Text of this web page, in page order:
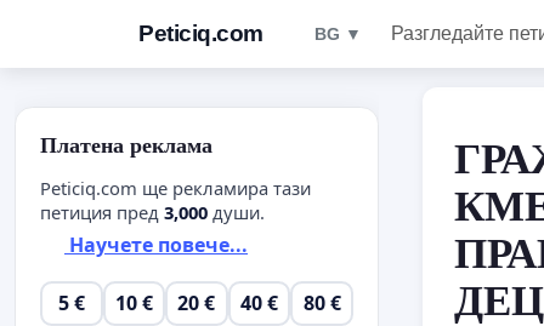
Peticiq.com BG ▼ Разгледайте
Платена реклама
Peticiq.com ще рекламира тази
петиция пред 3,000 души.
Научете повече...
5 € 10 € 20 € 40 € 80 €